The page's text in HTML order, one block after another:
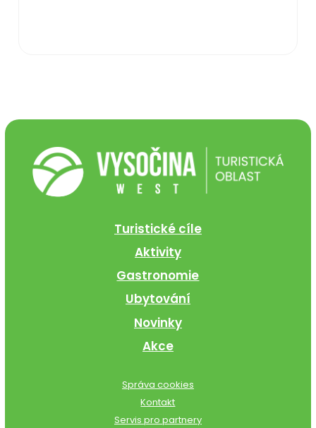
Turistické cíle
Aktivity
Gastronomie
Ubytování
Novinky
Akce
Správa cookies
Kontakt
Servis pro partnery